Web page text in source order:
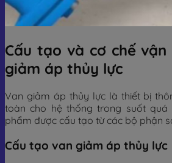
Cấu tạo và cơ chế vận
giảm áp thủy lực
Van giảm áp thủy lực là thiết bị
toàn cho hệ thống trong suốt quá
phẩm được cấu tạo từ các bộ phận
Cấu tạo van giảm áp thủy lực